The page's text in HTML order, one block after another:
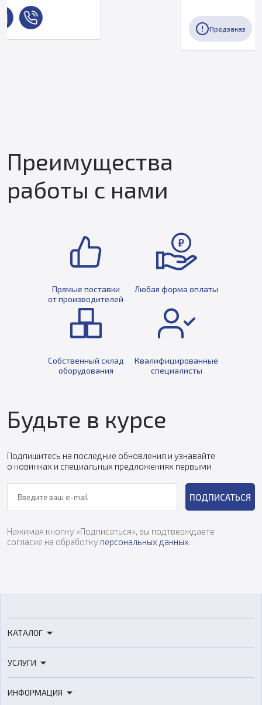
Преимущества
работы с нами
Прямые поставки
от производителей
Любая форма оплаты
Собственный склад
оборудования
Квалифицированные
специалисты
Будьте в курсе
Подпишитесь на последние обновления и узнавайте
о новинках и специальных предложениях первыми
ПОДПИСАТЬСЯ
Нажимая кнопку «Подписаться», вы подтверждаете
согласие на обработку персональных данных.
КАТАЛОГ
3D-сканеры
Расходные материалы
УСЛУГИ
3D-моделирование
ИНФОРМАЦИЯ